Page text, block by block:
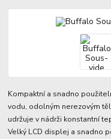
Kompaktní a snadno
vodu, odolným nerezovým
udržuje v nádrži konstantní
Velký LCD displej a snadno